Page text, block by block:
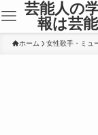
芸能人の
報は芸
ホーム 女性歌手・ミュ